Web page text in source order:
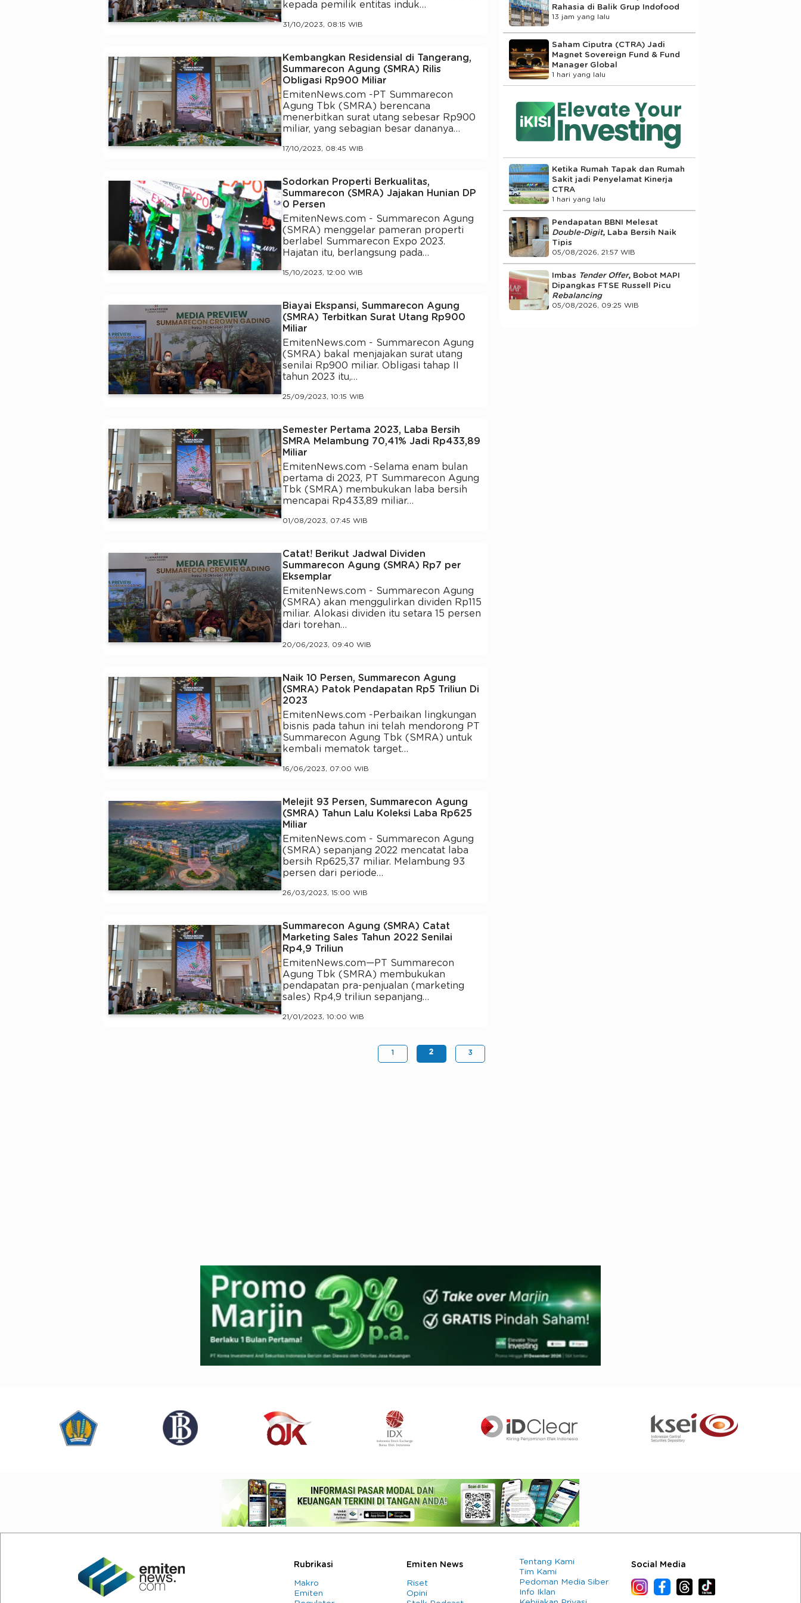
kepada pemilik entitas induk…
31/10/2023, 08:15 WIB
Kembangkan Residensial di Tangerang,
Summarecon Agung (SMRA) Rilis
Obligasi Rp900 Miliar
EmitenNews.com -PT Summarecon
Agung Tbk (SMRA) berencana
menerbitkan surat utang sebesar Rp900
miliar, yang sebagian besar dananya…
17/10/2023, 08:45 WIB
Sodorkan Properti Berkualitas,
Summarecon (SMRA) Jajakan Hunian DP
0 Persen
EmitenNews.com - Summarecon Agung
(SMRA) menggelar pameran properti
berlabel Summarecon Expo 2023.
Hajatan itu, berlangsung pada…
15/10/2023, 12:00 WIB
Biayai Ekspansi, Summarecon Agung
(SMRA) Terbitkan Surat Utang Rp900
Miliar
EmitenNews.com - Summarecon Agung
(SMRA) bakal menjajakan surat utang
senilai Rp900 miliar. Obligasi tahap II
tahun 2023 itu,…
25/09/2023, 10:15 WIB
Semester Pertama 2023, Laba Bersih
SMRA Melambung 70,41% Jadi Rp433,89
Miliar
EmitenNews.com -Selama enam bulan
pertama di 2023, PT Summarecon Agung
Tbk (SMRA) membukukan laba bersih
mencapai Rp433,89 miliar…
01/08/2023, 07:45 WIB
Catat! Berikut Jadwal Dividen
Summarecon Agung (SMRA) Rp7 per
Eksemplar
EmitenNews.com - Summarecon Agung
(SMRA) akan menggulirkan dividen Rp115
miliar. Alokasi dividen itu setara 15 persen
dari torehan…
20/06/2023, 09:40 WIB
Naik 10 Persen, Summarecon Agung
(SMRA) Patok Pendapatan Rp5 Triliun Di
2023
EmitenNews.com -Perbaikan lingkungan
bisnis pada tahun ini telah mendorong PT
Summarecon Agung Tbk (SMRA) untuk
kembali mematok target…
16/06/2023, 07:00 WIB
Melejit 93 Persen, Summarecon Agung
(SMRA) Tahun Lalu Koleksi Laba Rp625
Miliar
EmitenNews.com - Summarecon Agung
(SMRA) sepanjang 2022 mencatat laba
bersih Rp625,37 miliar. Melambung 93
persen dari periode…
26/03/2023, 15:00 WIB
Summarecon Agung (SMRA) Catat
Marketing Sales Tahun 2022 Senilai
Rp4,9 Triliun
EmitenNews.com—PT Summarecon
Agung Tbk (SMRA) membukukan
pendapatan pra-penjualan (marketing
sales) Rp4,9 triliun sepanjang…
21/01/2023, 10:00 WIB
1 2 3
Rahasia di Balik Grup Indofood
13 jam yang lalu
Saham Ciputra (CTRA) Jadi
Magnet Sovereign Fund & Fund
Manager Global
1 hari yang lalu
Ketika Rumah Tapak dan Rumah
Sakit jadi Penyelamat Kinerja
CTRA
1 hari yang lalu
Pendapatan BBNI Melesat
Double-Digit, Laba Bersih Naik
Tipis
05/08/2026, 21:57 WIB
Imbas Tender Offer, Bobot MAPI
Dipangkas FTSE Russell Picu
Rebalancing
05/08/2026, 09:25 WIB
Rubrikasi
Makro
Emiten
Emiten News
Riset
Opini
Tentang Kami
Tim Kami
Pedoman Media Siber
Info Iklan
Social Media